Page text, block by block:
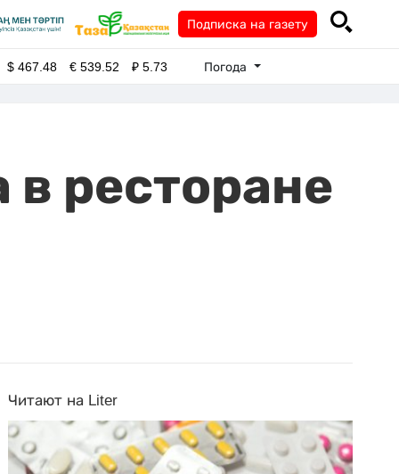
Подписка на газету
$467.48 €539.52 ₽5.73 Погода
ресторане
Читают на Liter